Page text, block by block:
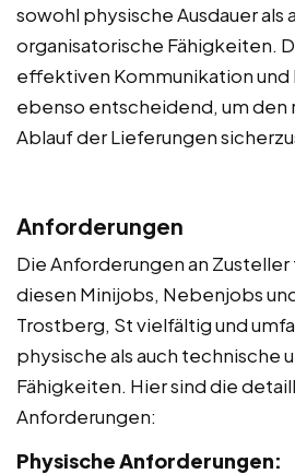
sowohl physische Ausdauer als
organisatorische Fähigkeiten.
effektiven Kommunikation und
ebenso entscheidend, um den
Ablauf der Lieferungen
Anforderungen
Die Anforderungen an
diesen Minijobs, Nebenjobs
Trostberg, St vielfältig und
physische als auch technische
Fähigkeiten. Hier sind die
Anforderungen:
Physische Anforderungen: